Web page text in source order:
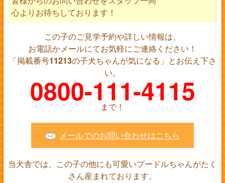
心よりお待ちしております！
この子のご見学予約や詳しい情報は、
お電話かメールにてお気軽にご連絡ください！
「掲載番号11213の子犬ちゃんが気になる」とお伝え下さ
い。
0800-111-4115
まで！
メールでのお問い合わせはこちら
当犬舎では、この子の他にも可愛いプードルちゃんがたく
さん産まれております。